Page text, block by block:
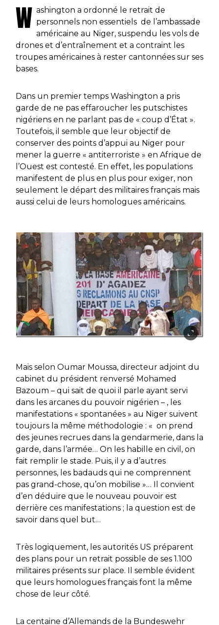
W ashington a ordonné le retrait de
personnels non essentiels de l’ambassade
américaine au Niger, suspendu les vols de
drones et d’entraînement et a contraint les
troupes américaines à rester cantonnées sur ses
bases.
Dans un premier temps Washington a pris
garde de ne pas effaroucher les putschistes
nigériens en ne parlant pas de « coup d’État ».
Toutefois, il semble que leur objectif de
conserver des points d’appui au Niger pour
mener la guerre « antiterroriste » en Afrique de
l’Ouest est contesté. En effet, les populations
manifestent de plus en plus pour exiger, non
seulement le départ des militaires français mais
aussi celui de leurs homologues américains.
Mais selon Oumar Moussa, directeur adjoint du
cabinet du président renversé Mohamed
Bazoum – qui sait de quoi il parle ayant servi
dans les arcanes du pouvoir nigérien – , les
manifestations « spontanées » au Niger suivent
toujours la même méthodologie : « on prend
des jeunes recrues dans la gendarmerie, dans la
garde, dans l’armée… On les habille en civil, on
fait remplir le stade. Puis, il y a d’autres
personnes, les badauds qui ne comprennent
pas grand-chose, qu’on mobilise »… Il convient
d’en déduire que le nouveau pouvoir est
derrière ces manifestations ; la question est de
savoir dans quel but…
Très logiquement, les autorités US préparent
des plans pour un retrait possible de ses 1.100
militaires présents sur place. Il semble évident
que leurs homologues français font la même
chose de leur côté.
La centaine d’Allemands de la Bundeswehr